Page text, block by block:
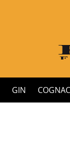
GIN COGNAC